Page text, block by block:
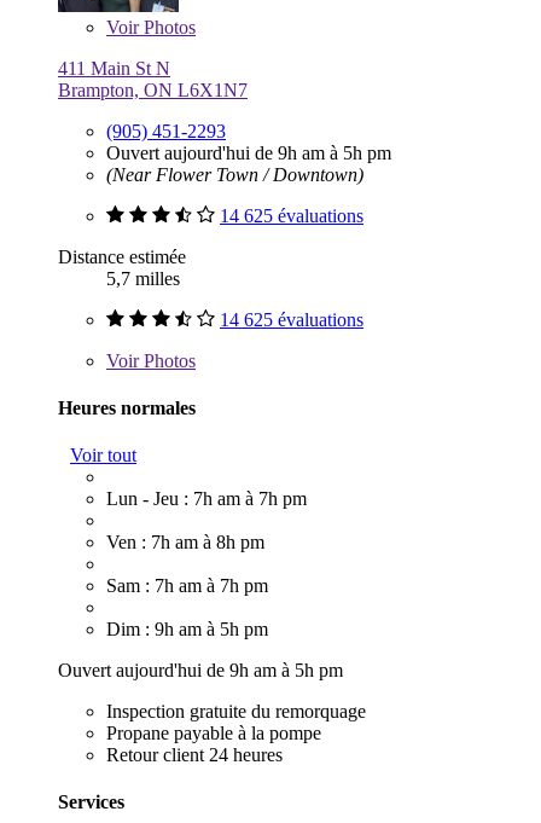
VoirPhotos
411 Main St N
Brampton, ON L6X1N7
(905) 451-2293
Ouvert aujourd'hui de 9h am à 5h pm
(Near Flower Town / Downtown)
14 625 évaluations
Distance estimée
5,7 milles
14 625 évaluations
VoirPhotos
Heures normales
Voir tout
Lun - Jeu : 7h am à 7h pm
Ven : 7h am à 8h pm
Sam : 7h am à 7h pm
Dim : 9h am à 5h pm
Ouvert aujourd'hui de 9h am à 5h pm
Inspection gratuite du remorquage
Propane payable à la pompe
Retour client 24 heures
Services